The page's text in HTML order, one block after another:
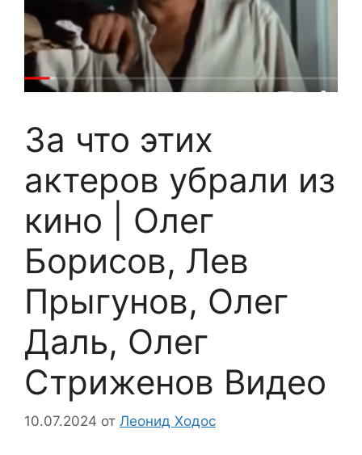
За что этих
актеров убрали из
кино | Олег
Борисов, Лев
Прыгунов, Олег
Даль, Олег
Стриженов Видео
10.07.2024 от Леонид Ходос